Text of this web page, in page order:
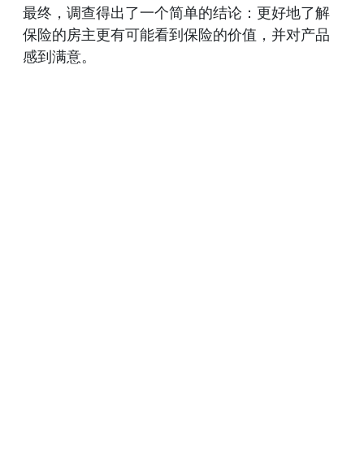
最终，调查得出了一个简单的结论：更好地了解
保险的房主更有可能看到保险的价值，并对产品
感到满意。